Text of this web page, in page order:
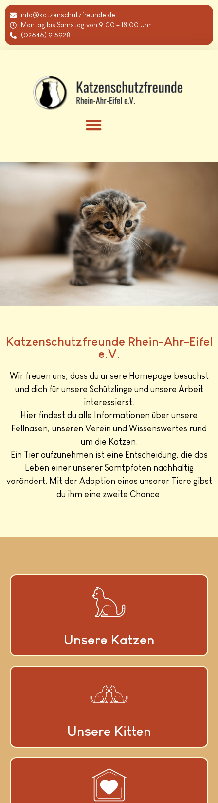
info@katzenschutzfreunde.de
Montag bis Samstag von 9:00 – 18:00 Uhr
(02646) 915928
Katzenschutzfreunde Rhein-Ahr-Eifel
e.V.
Wir freuen uns, dass du unsere Homepage besuchst
und dich für unsere Schützlinge und unsere Arbeit
interessierst.
Hier findest du alle Informationen über unsere
Fellnasen, unseren Verein und Wissenswertes rund
um die Katzen.
Ein Tier aufzunehmen ist eine Entscheidung, die das
Leben einer unserer Samtpfoten nachhaltig
verändert. Mit der Adoption eines unserer Tiere gibst
du ihm eine zweite Chance.
Unsere Katzen
Unsere Kitten